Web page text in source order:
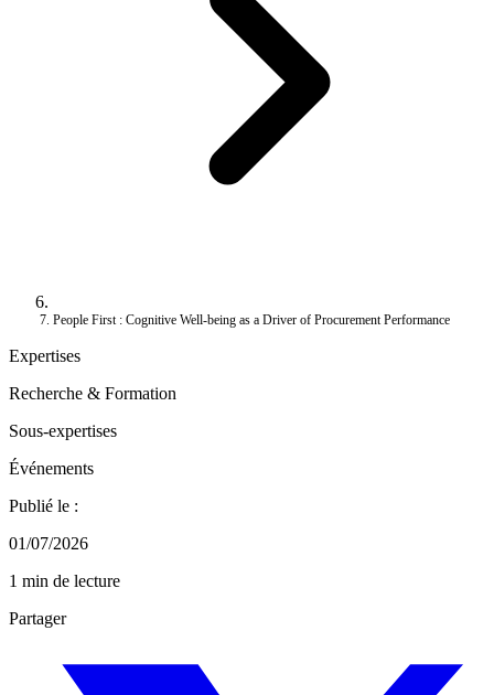
People First : Cognitive Well-being as a Driver of Procurement Performance
Expertises
Recherche & Formation
Sous-expertises
Événements
Publié le :
01/07/2026
1 min de lecture
Partager